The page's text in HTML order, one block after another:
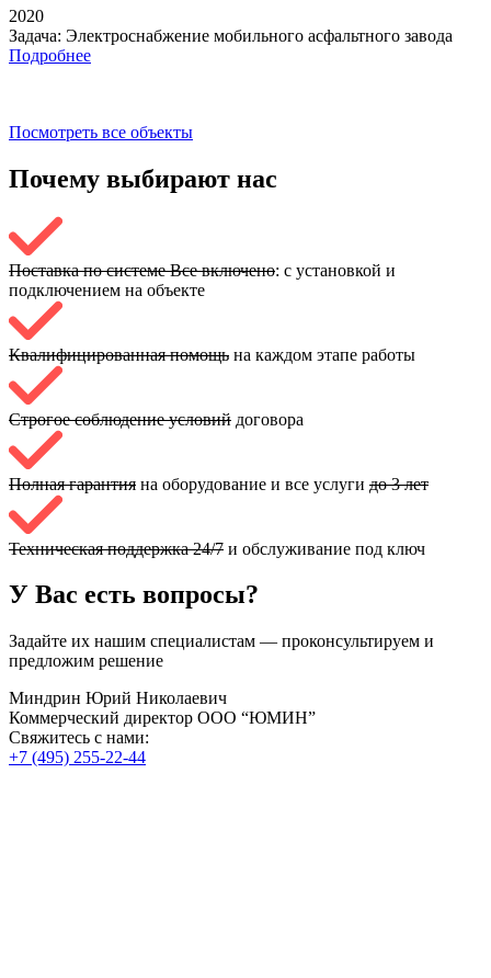
2020
Задача: Электроснабжение мобильного асфальтного завода
Подробнее
Посмотреть все объекты
Почему выбирают нас
Поставка по системе Все включено: с установкой и
подключением на объекте
Квалифицированная помощь на каждом этапе работы
Строгое соблюдение условий договора
Полная гарантия на оборудование и все услуги до 3 лет
Техническая поддержка 24/7 и обслуживание под ключ
У Вас есть вопросы?
Задайте их нашим специалистам — проконсультируем и
предложим решение
Миндрин Юрий Николаевич
Коммерческий директор ООО “ЮМИН”
Свяжитесь с нами:
+7 (495) 255-22-44